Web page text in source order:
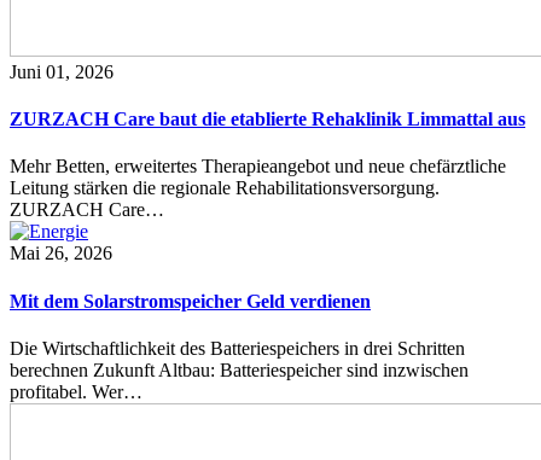
Juni 01, 2026
ZURZACH Care baut die etablierte Rehaklinik Limmattal aus
Mehr Betten, erweitertes Therapieangebot und neue chefärztliche
Leitung stärken die regionale Rehabilitationsversorgung.
ZURZACH Care…
Mai 26, 2026
Mit dem Solarstromspeicher Geld verdienen
Die Wirtschaftlichkeit des Batteriespeichers in drei Schritten
berechnen Zukunft Altbau: Batteriespeicher sind inzwischen
profitabel. Wer…